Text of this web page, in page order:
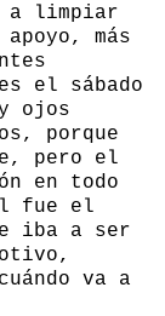
a limpiar
más
el sábado
ojos
porque
pero el
en todo
fue el
iba a ser
va a